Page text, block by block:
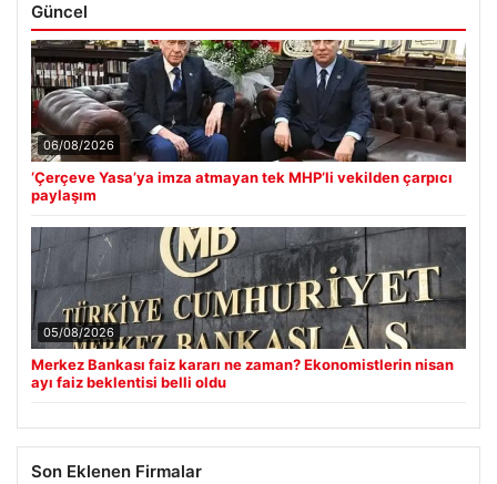
Güncel
06/08/2026
‘Çerçeve Yasa’ya imza atmayan tek MHP’li vekilden çarpıcı
paylaşım
05/08/2026
Merkez Bankası faiz kararı ne zaman? Ekonomistlerin nisan
ayı faiz beklentisi belli oldu
Son Eklenen Firmalar